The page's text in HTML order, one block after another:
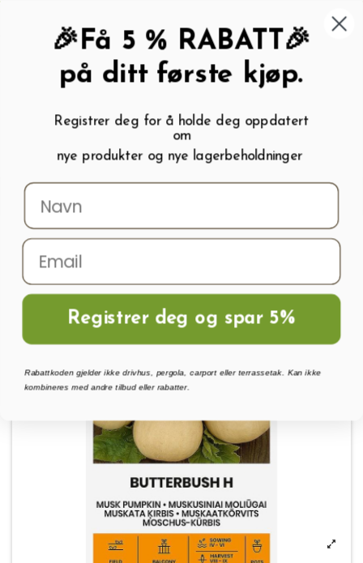
My wishlist ( 0
Menu Søk Logg inn Handlevogn
Hjem
BUTTERBUSH H
🎉Få 5 % RABATT🎉
på ditt første kjøp.
Registrer deg for å holde deg oppdatert
om
nye produkter og nye lagerbeholdninger
Registrer deg og spar 5%
Rabattkoden gjelder ikke drivhus, pergola, carport eller terrassetak. Kan ikke
kombineres med andre tilbud eller rabatter.